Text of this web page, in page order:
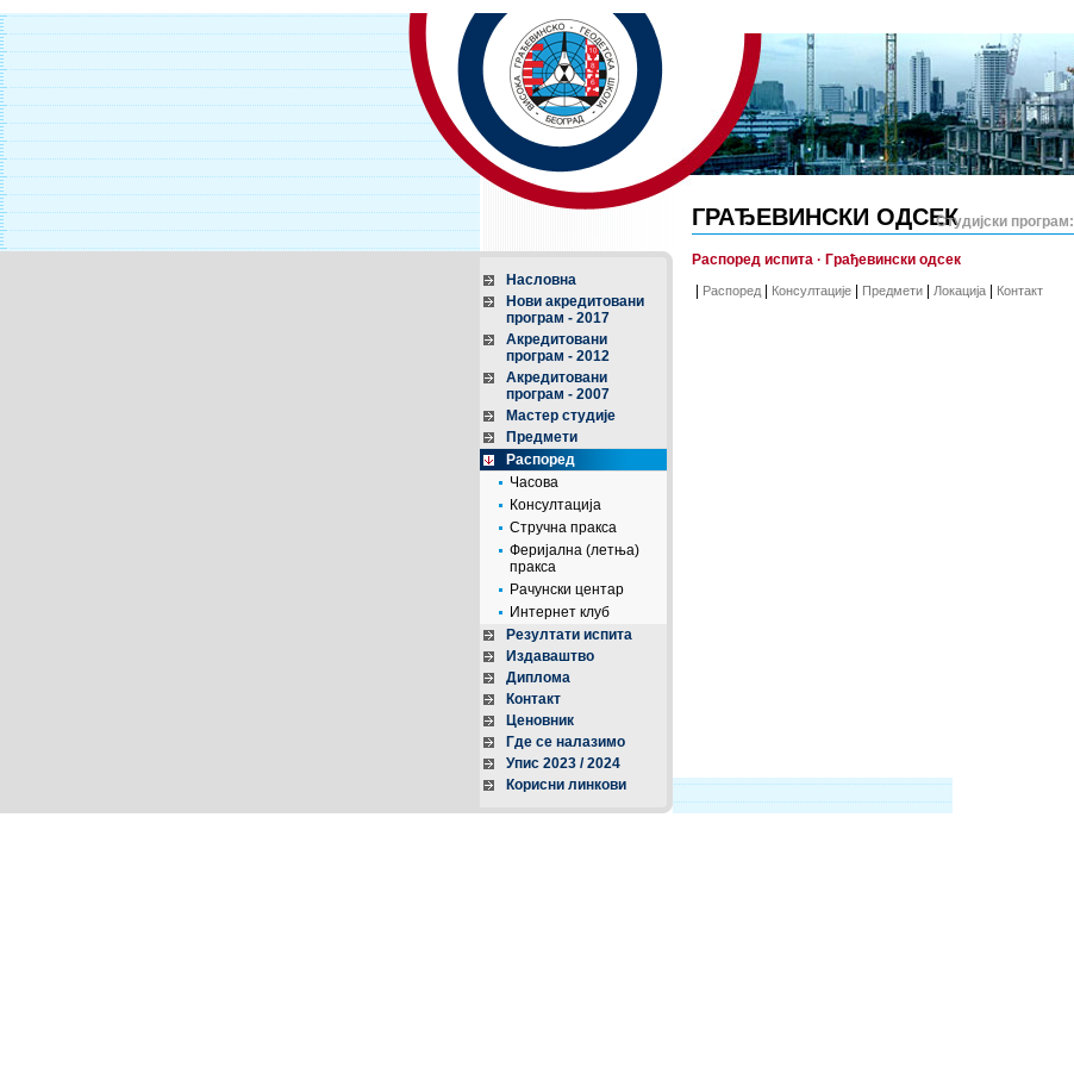
ГРАЂЕВИНСКИ ОДСЕКСтудијски програм:
Насловна
Нови акредитовани
програм - 2017
Акредитовани
програм - 2012
Акредитовани
програм - 2007
Мастер студије
Предмети
Распоред
Часова
Консултација
Стручна пракса
Феријална (летња)
пракса
Рачунски центар
Интернет клуб
Резултати испита
Издаваштво
Диплома
Контакт
Ценовник
Где се налазимо
Упис 2023 / 2024
Корисни линкови
Распоред испита · Грађевински одсек
Распоред Консултације Предмети Локација Контакт